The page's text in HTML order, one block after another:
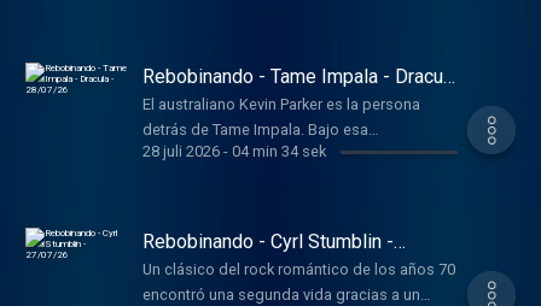
202
Rebobinando - Tame Impala - Dracula
- 28/07/26
El australiano Kevin Parker es la persona
detrás de Tame Impala. Bajo esa
denominación ha construido durante años
28 juli 2026- 04 min 34 sek
Rebobinando - Cyrl Stumblin -
27/07/26
Un clásico del rock romántico de los años 70
encontró una segunda vida gracias a un